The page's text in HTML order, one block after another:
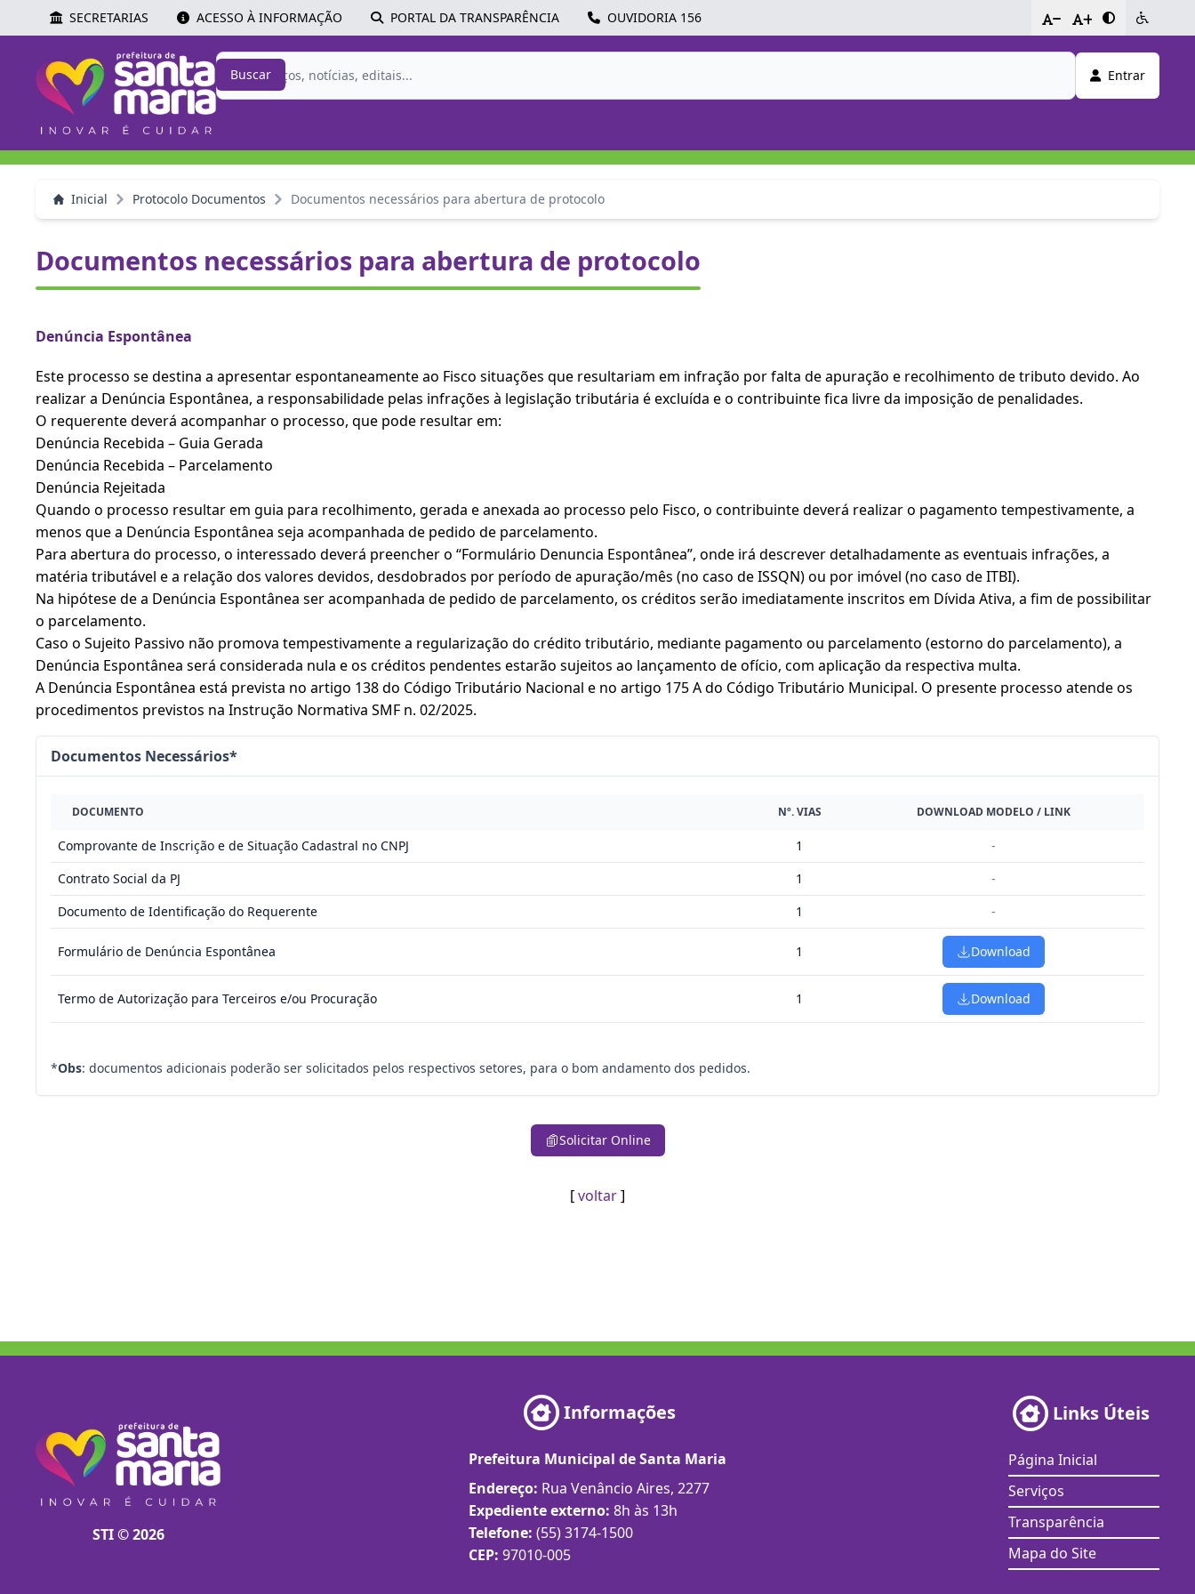
SECRETARIAS ACESSO À INFORMAÇÃO PORTAL DA TRANSPARÊNCIA OUVIDORIA 156 - +
Buscar Entrar
Inicial Protocolo Documentos Documentos necessários para abertura de protocolo
Documentos necessários para abertura de protocolo
Denúncia Espontânea
Este processo se destina a apresentar espontaneamente ao Fisco situações que resultariam em infração por falta de apuração e recolhimento de tributo devido. Ao
realizar a Denúncia Espontânea, a responsabilidade pelas infrações à legislação tributária é excluída e o contribuinte fica livre da imposição de penalidades.
O requerente deverá acompanhar o processo, que pode resultar em:
Denúncia Recebida – Guia Gerada
Denúncia Recebida – Parcelamento
Denúncia Rejeitada
Quando o processo resultar em guia para recolhimento, gerada e anexada ao processo pelo Fisco, o contribuinte deverá realizar o pagamento tempestivamente, a
menos que a Denúncia Espontânea seja acompanhada de pedido de parcelamento.
Para abertura do processo, o interessado deverá preencher o “Formulário Denuncia Espontânea”, onde irá descrever detalhadamente as eventuais infrações, a
matéria tributável e a relação dos valores devidos, desdobrados por período de apuração/mês (no caso de ISSQN) ou por imóvel (no caso de ITBI).
Na hipótese de a Denúncia Espontânea ser acompanhada de pedido de parcelamento, os créditos serão imediatamente inscritos em Dívida Ativa, a fim de possibilitar
o parcelamento.
Caso o Sujeito Passivo não promova tempestivamente a regularização do crédito tributário, mediante pagamento ou parcelamento (estorno do parcelamento), a
Denúncia Espontânea será considerada nula e os créditos pendentes estarão sujeitos ao lançamento de ofício, com aplicação da respectiva multa.
A Denúncia Espontânea está prevista no artigo 138 do Código Tributário Nacional e no artigo 175 A do Código Tributário Municipal. O presente processo atende os
procedimentos previstos na Instrução Normativa SMF n. 02/2025.
Documentos Necessários*
DOCUMENTO Nº. VIAS DOWNLOAD MODELO / LINK
Comprovante de Inscrição e de Situação Cadastral no CNPJ 1
-
Contrato Social da PJ
1
-
Documento de Identificação do Requerente
1 -
Formulário de Denúncia Espontânea 1 Download
Termo de Autorização para Terceiros e/ou Procuração 1 Download
*Obs: documentos adicionais poderão ser solicitados pelos respectivos setores, para o bom andamento dos pedidos.
Solicitar Online
[voltar]
STI © 2026
Informações
Prefeitura Municipal de Santa Maria
Endereço: Rua Venâncio Aires, 2277
Expediente externo: 8h às 13h
Telefone: (55) 3174-1500
CEP: 97010-005
Links Úteis
Página Inicial
Serviços
Transparência
Mapa do Site